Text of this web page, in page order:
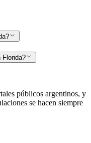
Florida?
públicos argentinos, y
se hacen siempre